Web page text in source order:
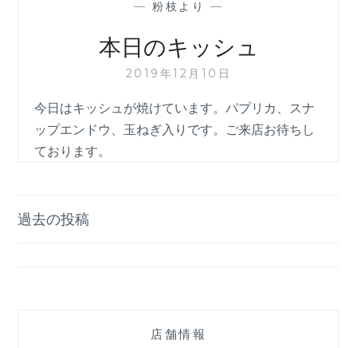
— 粉枝より —
本日のキッシュ
2019年12月10日
今日はキッシュが焼けています。パプリカ、スナ
ップエンドウ、玉ねぎ入りです。ご来店お待ちし
ております。
投
過去の投稿
店舗情報